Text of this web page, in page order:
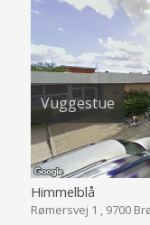
Vuggestue
Himmelblå
Rømersvej 1 , 9700